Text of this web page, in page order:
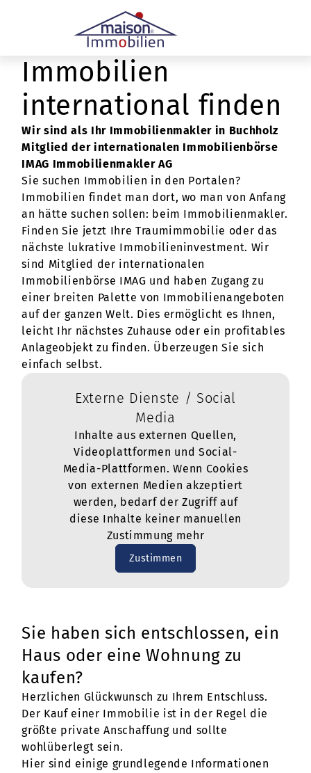
Immobilien
international finden
Wir sind als Ihr Immobilienmakler in Buchholz
Mitglied der internationalen Immobilienbörse
IMAG Immobilienmakler AG
Sie suchen Immobilien in den Portalen?
Immobilien findet man dort, wo man von Anfang
an hätte suchen sollen: beim Immobilienmakler.
Finden Sie jetzt Ihre Traumimmobilie oder das
nächste lukrative Immobilieninvestment. Wir
sind Mitglied der internationalen
Immobilienbörse IMAG und haben Zugang zu
einer breiten Palette von Immobilienangeboten
auf der ganzen Welt. Dies ermöglicht es Ihnen,
leicht Ihr nächstes Zuhause oder ein profitables
Anlageobjekt zu finden. Überzeugen Sie sich
einfach selbst.
Externe Dienste / Social
Media
Inhalte aus externen Quellen,
Videoplattformen und Social-
Media-Plattformen. Wenn Cookies
von externen Medien akzeptiert
werden, bedarf der Zugriff auf
diese Inhalte keiner manuellen
Zustimmung mehr
Zustimmen
Sie haben sich entschlossen, ein
Haus oder eine Wohnung zu
kaufen?
Herzlichen Glückwunsch zu Ihrem Entschluss.
Der Kauf einer Immobilie ist in der Regel die
größte private Anschaffung und sollte
wohlüberlegt sein.
Hier sind einige grundlegende Informationen